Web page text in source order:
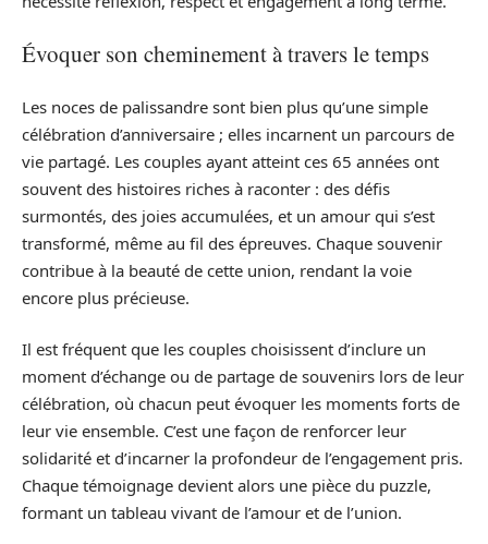
Évoquer son cheminement à travers le temps
Les noces de palissandre sont bien plus qu’une simple
célébration d’anniversaire ; elles incarnent un parcours de
vie partagé. Les couples ayant atteint ces 65 années ont
souvent des histoires riches à raconter : des défis
surmontés, des joies accumulées, et un amour qui s’est
transformé, même au fil des épreuves. Chaque souvenir
contribue à la beauté de cette union, rendant la voie
encore plus précieuse.
Il est fréquent que les couples choisissent d’inclure un
moment d’échange ou de partage de souvenirs lors de leur
célébration, où chacun peut évoquer les moments forts de
leur vie ensemble. C’est une façon de renforcer leur
solidarité et d’incarner la profondeur de l’engagement pris.
Chaque témoignage devient alors une pièce du puzzle,
formant un tableau vivant de l’amour et de l’union.